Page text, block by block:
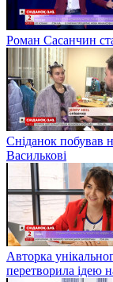
Роман Сасанчин
Сніданок побував
Василькові
Авторка
перетворила ідею